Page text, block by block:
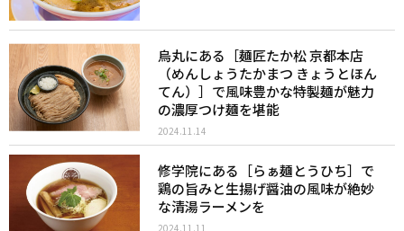
烏丸にある［麺匠たか松 京都本店
（めんしょうたかまつ きょうとほん
てん）］で風味豊かな特製麺が魅力
の濃厚つけ麺を堪能
2024.11.14
修学院にある［らぁ麺とうひち］で
鶏の旨みと生揚げ醤油の風味が絶妙
な清湯ラーメンを
2024.11.11